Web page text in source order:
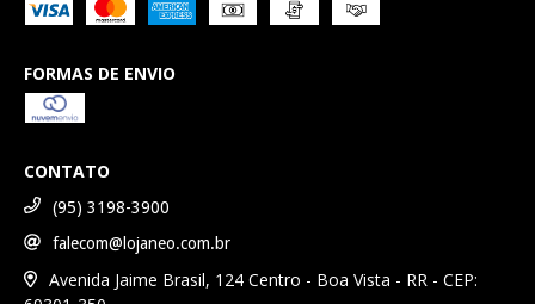
FORMAS DE ENVIO
CONTATO
(95) 3198-3900
falecom@lojaneo.com.br
Avenida Jaime Brasil, 124 Centro - Boa Vista - RR - CEP: